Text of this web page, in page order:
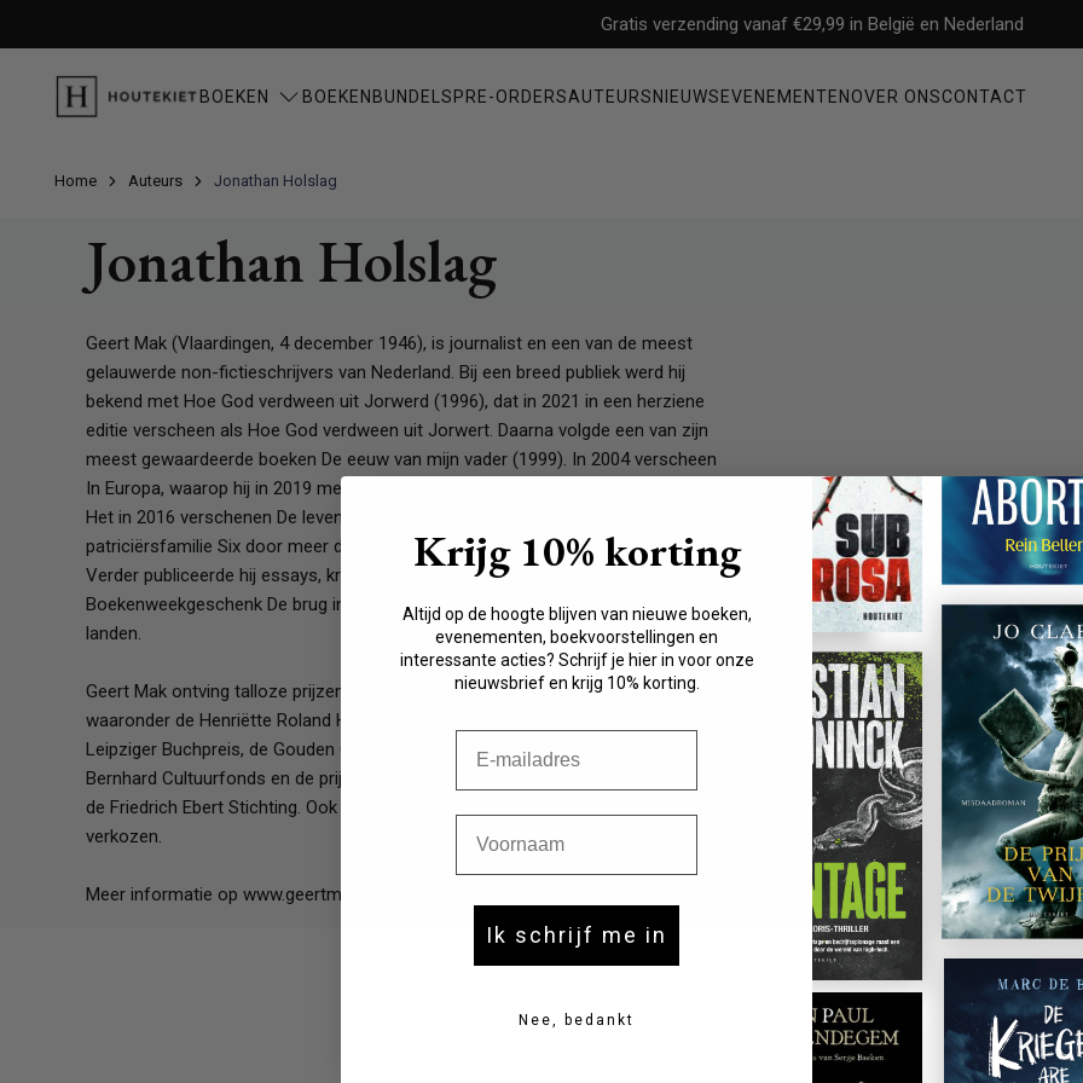
Gratis verzending vanaf €29,99 in België en Nederland
BOEKEN
Bestsellers
Nieuwe boeken
Reserveer nu
Misdaadromans, thrillers & mysterie
Literatuur & romans
Fantasy & Science fiction
Geschiedenis & politiek
Waargebeurde verhalen & biografieën
Gezondheid, persoonlijke ontwikkeling & psychologie
Kinderboeken
Fictie 4-6 jaar
Fictie 7-9 jaar
Fictie 10-12 jaar
Fictie 13-15 jaar
Fictie 15+
Young adult
BOEKENBUNDELS PRE-ORDERSAUTEURS NIEUWS EVENEMENTEN OVER ONSCONTACT
Home Auteurs Jonathan Holslag
Jonathan Holslag
Geert Mak (Vlaardingen, 4 december 1946), is journalist en een van de meest
gelauwerde non-fictieschrijvers van Nederland. Bij een breed publiek werd hij
bekend met Hoe God verdween uit Jorwerd (1996), dat in 2021 in een herziene
editie verscheen als Hoe God verdween uit Jorwert. Daarna volgde een van zijn
meest gewaardeerde boeken De eeuw van mijn vader (1999). In 2004 verscheen
In Europa, waarop hij in 2019 met Grote verwachtingen het vervolg publiceerde.
Het in 2016 verschenen De levens van Jan Six beschrijft de gang van de
patriciërsfamilie Six door meer dan vier eeuwen Amsterdamse geschiedenis.
Verder publiceerde hij essays, kronieken, pamfletten en het
Boekenweekgeschenk De brug in 2007. Zijn werk verschijnt in meer dan twintig
landen.
Geert Mak ontving talloze prijzen, zowel in Nederland als in het buitenland,
waaronder de Henriëtte Roland Holstprijs, de NS Publieksprijs (tweemaal), de
Leipziger Buchpreis, de Gouden Ganzenveer, de oeuvreprijs van het Prins
Bernhard Cultuurfonds en de prijs voor het beste politieke boek in Duitsland van
de Friedrich Ebert Stichting. Ook werd hij meermaals tot Historicus van het jaar
verkozen.
Meer informatie op www.geertmak.nl
Krijg 10% korting
Altijd op de hoogte blijven van nieuwe boeken,
evenementen, boekvoorstellingen en
interessante acties? Schrijf je hier in voor onze
nieuwsbrief en krijg 10% korting.
Ik schrijf me in
Nee, bedankt